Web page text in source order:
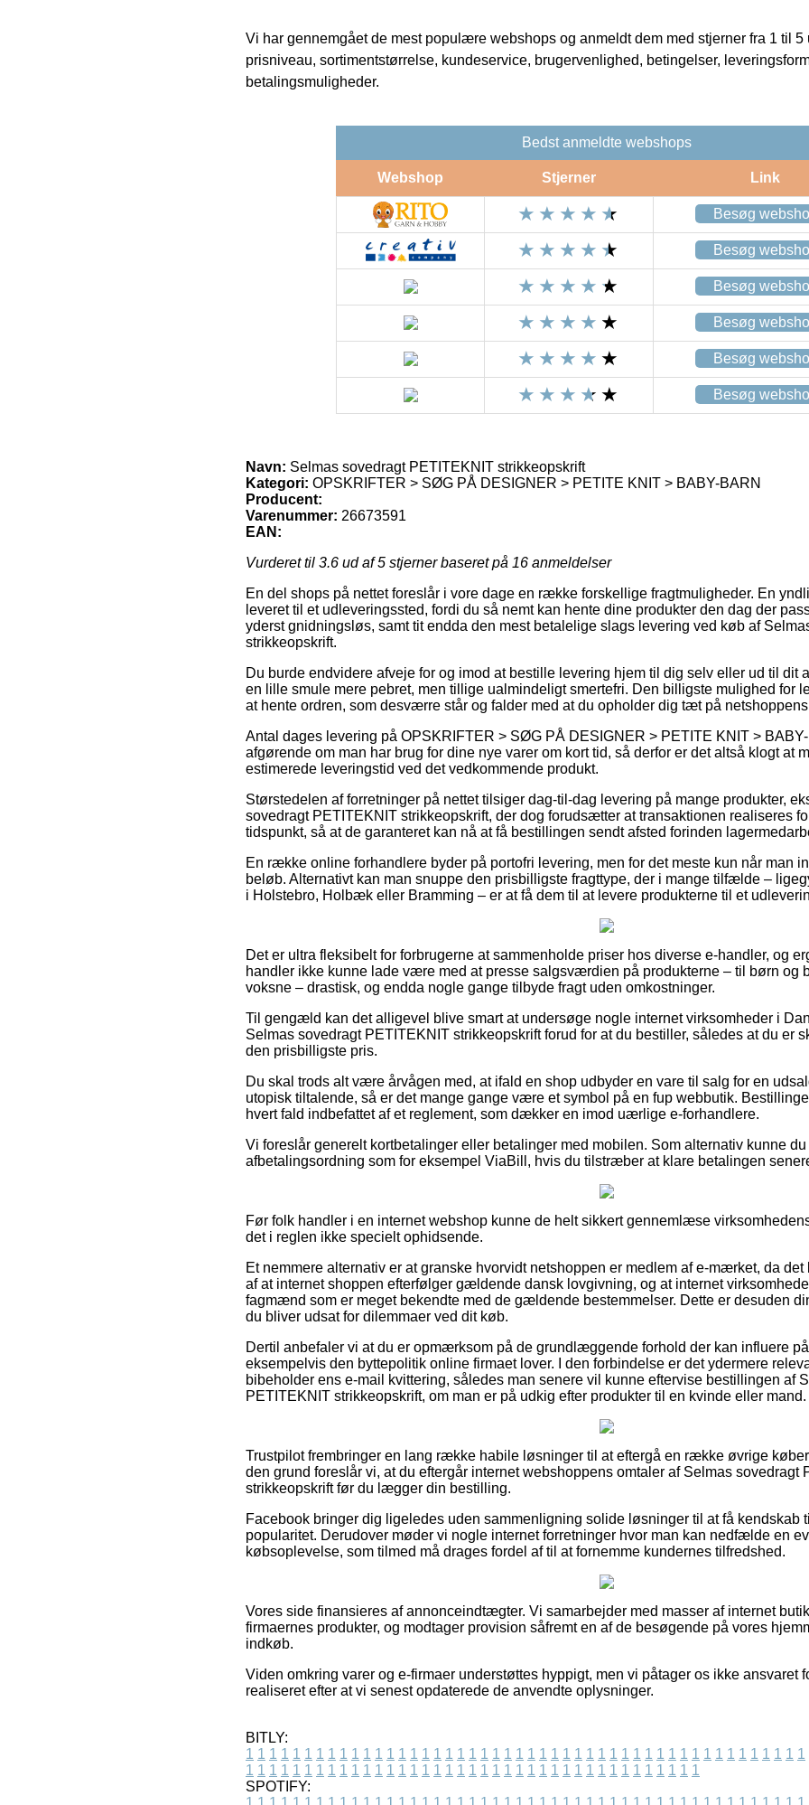
Vi har gennemgået de mest populære webshops og anmeldt dem med stjerner fra 1 til 5
prisniveau, sortimentstørrelse, kundeservice, brugervenlighed, betingelser,
betalingsmuligheder.
Bedst anmeldte webshops
Webshop Stjerner Link
Besøg
Besøg
Besøg
Besøg
Besøg
Besøg
Navn: Selmas sovedragt PETITEKNIT strikkeopskrift
Kategori: OPSKRIFTER > SØG PÅ DESIGNER > PETITE KNIT > BABY-BARN
Producent:
Varenummer: 26673591
EAN:
Vurderet til 3.6 ud af 5 stjerner baseret på 16 anmeldelser
En del shops på nettet foreslår i vore dage en række forskellige fragtmuligheder. En
leveret til et udleveringssted, fordi du så nemt kan hente dine produkter den dag der
yderst gnidningsløs, samt tit endda den mest betalelige slags levering ved køb af
strikkeopskrift.
Du burde endvidere afveje for og imod at bestille levering hjem til dig selv eller ud til dit
en lille smule mere pebret, men tillige ualmindeligt smertefri. Den billigste mulighed for
at hente ordren, som desværre står og falder med at du opholder dig tæt på
Antal dages levering på OPSKRIFTER > SØG PÅ DESIGNER > PETITE KNIT >
afgørende om man har brug for dine nye varer om kort tid, så derfor er det altså klogt at
estimerede leveringstid ved det vedkommende produkt.
Størstedelen af forretninger på nettet tilsiger dag-til-dag levering på mange produkter,
sovedragt PETITEKNIT strikkeopskrift, der dog forudsætter at transaktionen realiseres
tidspunkt, så at de garanteret kan nå at få bestillingen sendt afsted forinden
En række online forhandlere byder på portofri levering, men for det meste kun når man
beløb. Alternativt kan man snuppe den prisbilligste fragttype, der i mange tilfælde –
i Holstebro, Holbæk eller Bramming – er at få dem til at levere produkterne til et
Det er ultra fleksibelt for forbrugerne at sammenholde priser hos diverse e-handler, og
handler ikke kunne lade være med at presse salgsværdien på produkterne – til børn og
voksne – drastisk, og endda nogle gange tilbyde fragt uden omkostninger.
Til gengæld kan det alligevel blive smart at undersøge nogle internet virksomheder i
Selmas sovedragt PETITEKNIT strikkeopskrift forud for at du bestiller, således at du er
den prisbilligste pris.
Du skal trods alt være årvågen med, at ifald en shop udbyder en vare til salg for en
utopisk tiltalende, så er det mange gange være et symbol på en fup webbutik.
hvert fald indbefattet af et reglement, som dækker en imod uærlige e-forhandlere.
Vi foreslår generelt kortbetalinger eller betalinger med mobilen. Som alternativ kunne du
afbetalingsordning som for eksempel ViaBill, hvis du tilstræber at klare betalingen
Før folk handler i en internet webshop kunne de helt sikkert gennemlæse
det i reglen ikke specielt ophidsende.
Et nemmere alternativ er at granske hvorvidt netshoppen er medlem af e-mærket, da
af at internet shoppen efterfølger gældende dansk lovgivning, og at internet
fagmænd som er meget bekendte med de gældende bestemmelser. Dette er desuden
du bliver udsat for dilemmaer ved dit køb.
Dertil anbefaler vi at du er opmærksom på de grundlæggende forhold der kan influere
eksempelvis den byttepolitik online firmaet lover. I den forbindelse er det ydermere
bibeholder ens e-mail kvittering, således man senere vil kunne eftervise bestillingen af
PETITEKNIT strikkeopskrift, om man er på udkig efter produkter til en kvinde eller mand.
Trustpilot frembringer en lang række habile løsninger til at eftergå en række øvrige
den grund foreslår vi, at du eftergår internet webshoppens omtaler af Selmas sovedragt
strikkeopskrift før du lægger din bestilling.
Facebook bringer dig ligeledes uden sammenligning solide løsninger til at få kendskab
popularitet. Derudover møder vi nogle internet forretninger hvor man kan nedfælde en
købsoplevelse, som tilmed må drages fordel af til at fornemme kundernes tilfredshed.
Vores side finansieres af annonceindtægter. Vi samarbejder med masser af internet
firmaernes produkter, og modtager provision såfremt en af de besøgende på vores
indkøb.
Viden omkring varer og e-firmaer understøttes hyppigt, men vi påtager os ikke ansvaret
realiseret efter at vi senest opdaterede de anvendte oplysninger.
BITLY:
1 1 1 1 1 1 1 1 1 1 1 1 1 1 1 1 1 1 1 1 1 1 1 1 1 1 1 1 1 1 1 1 1 1 1 1 1 1 1 1 1 1 1 1 1 1 1 1
1 1 1 1 1 1 1 1 1 1 1 1 1 1 1 1 1 1 1 1 1 1 1 1 1 1 1 1 1 1 1 1 1 1 1 1 1 1 1
SPOTIFY: